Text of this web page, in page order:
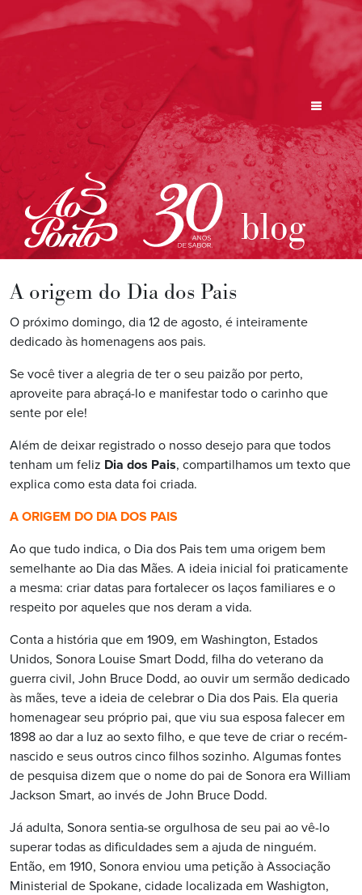
blog
A origem do Dia dos Pais
O próximo domingo, dia 12 de agosto, é inteiramente
dedicado às homenagens aos pais.
Se você tiver a alegria de ter o seu paizão por perto,
aproveite para abraçá-lo e manifestar todo o carinho que
sente por ele!
Além de deixar registrado o nosso desejo para que todos
tenham um feliz Dia dos Pais, compartilhamos um texto que
explica como esta data foi criada.
A ORIGEM DO DIA DOS PAIS
Ao que tudo indica, o Dia dos Pais tem uma origem bem
semelhante ao Dia das Mães. A ideia inicial foi praticamente
a mesma: criar datas para fortalecer os laços familiares e o
respeito por aqueles que nos deram a vida.
Conta a história que em 1909, em Washington, Estados
Unidos, Sonora Louise Smart Dodd, filha do veterano da
guerra civil, John Bruce Dodd, ao ouvir um sermão dedicado
às mães, teve a ideia de celebrar o Dia dos Pais. Ela queria
homenagear seu próprio pai, que viu sua esposa falecer em
1898 ao dar a luz ao sexto filho, e que teve de criar o recém-
nascido e seus outros cinco filhos sozinho. Algumas fontes
de pesquisa dizem que o nome do pai de Sonora era William
Jackson Smart, ao invés de John Bruce Dodd.
Já adulta, Sonora sentia-se orgulhosa de seu pai ao vê-lo
superar todas as dificuldades sem a ajuda de ninguém.
Então, em 1910, Sonora enviou uma petição à Associação
Ministerial de Spokane, cidade localizada em Washigton,